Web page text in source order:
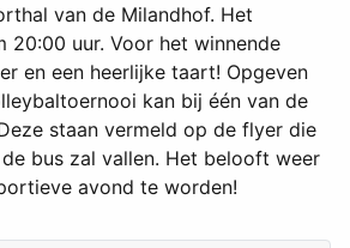
van de Milandhof. Het
20:00 uur. Voor het winnende
en een heerlijke taart! Opgeven
kan bij één van de
staan vermeld op de flyer die
bus zal vallen. Het belooft weer
avond te worden!